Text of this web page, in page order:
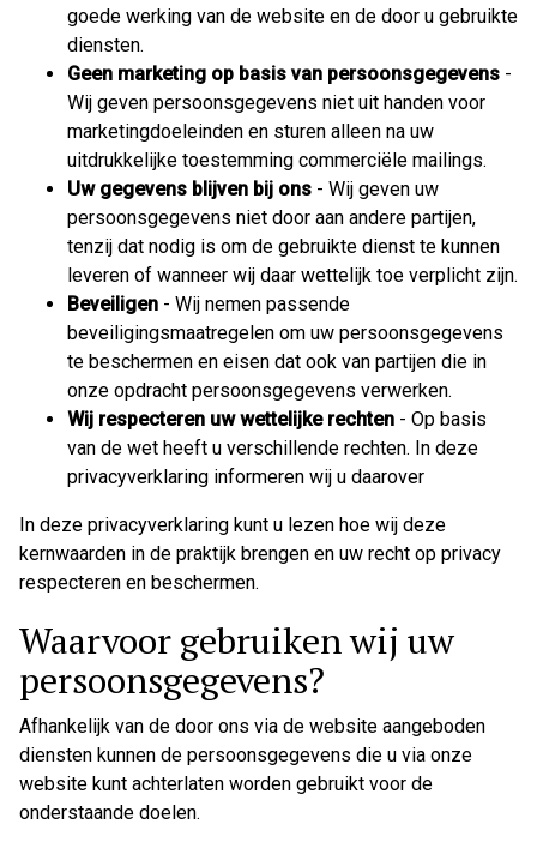
goede werking van de website en de door u gebruikte
diensten.
Geen marketing op basis van persoonsgegevens -
Wij geven persoonsgegevens niet uit handen voor
marketingdoeleinden en sturen alleen na uw
uitdrukkelijke toestemming commerciële mailings.
Uw gegevens blijven bij ons - Wij geven uw
persoonsgegevens niet door aan andere partijen,
tenzij dat nodig is om de gebruikte dienst te kunnen
leveren of wanneer wij daar wettelijk toe verplicht zijn.
Beveiligen - Wij nemen passende
beveiligingsmaatregelen om uw persoonsgegevens
te beschermen en eisen dat ook van partijen die in
onze opdracht persoonsgegevens verwerken.
Wij respecteren uw wettelijke rechten - Op basis
van de wet heeft u verschillende rechten. In deze
privacyverklaring informeren wij u daarover
In deze privacyverklaring kunt u lezen hoe wij deze
kernwaarden in de praktijk brengen en uw recht op privacy
respecteren en beschermen.
Waarvoor gebruiken wij uw
persoonsgegevens?
Afhankelijk van de door ons via de website aangeboden
diensten kunnen de persoonsgegevens die u via onze
website kunt achterlaten worden gebruikt voor de
onderstaande doelen.